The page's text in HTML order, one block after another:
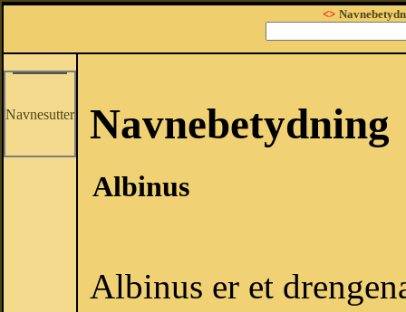
<>
Navnesutter Navnebetydning
Albinus
Albinus er et